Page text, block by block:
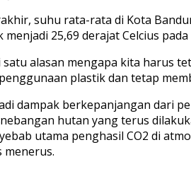
suhu rata-rata di Kota
menjadi 25,69 derajat Celcius
alasan mengapa kita harus
plastik dan tetap
dampak berkepanjangan dari
hutan yang terus
utama penghasil CO2 di
menerus.